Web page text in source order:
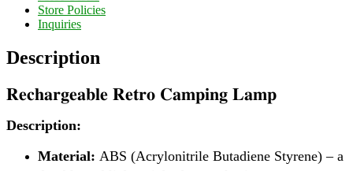
Store Policies
Inquiries
Description
𝐑𝐞𝐜𝐡𝐚𝐫𝐠𝐞𝐚𝐛𝐥𝐞 𝐑𝐞𝐭𝐫𝐨 𝐂𝐚𝐦𝐩𝐢𝐧𝐠 𝐋𝐚𝐦𝐩
Description:
Material: ABS (Acrylonitrile Butadiene Styrene) – a